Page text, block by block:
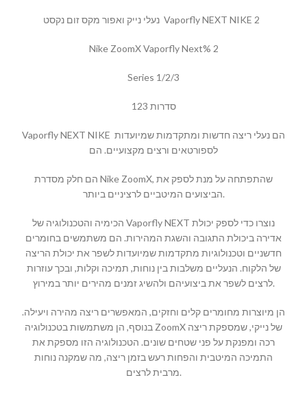
נעלי נייק ואפור מקס זום נקסט Vaporfly NEXT NIKE 2
Nike ZoomX Vaporfly Next% 2
Series 1/2/3
סדרות 123
Vaporfly NEXT NIKE הם נעלי ריצה חדשות ומתקדמות שמיועדות
לספורטאים ורצים מקצועיים. הם
הם חלק מסדרת Nike ZoomX, שהתפתחה על מנת לספק את
הביצועים המיטביים לרציניים ביותר.
הכימיה והטכנולוגיה של Vaporfly NEXT נוצרו כדי לספק יכולת
אדירה ביכולת התגובה והשגת המהירות. הם משתמשים בחומרים
חדשניים וטכנולוגיות מתקדמות שמיועדות לשפר את יכולת הריצה
של הלקוח. הנעליים משלבות בין נוחות, תמיכה וקלות, ובכך עוזרות
לרצים לשפר את ביצועיהם ולהשיג זמנים מהירים יותר במירוץ.
הן מיוצרות מחומרים קלים וחזקים, המאפשרים ריצה מהירה ויעילה.
בנוסף, הן משתמשות בטכנולוגיה ZoomX של נייקי, שמספקת ריצה
רכה ומפנקת על פני שטחים שונים. הטכנולוגיה הזו מספקת את
התמיכה המיטבית והפחות רעש בזמן ריצה, מה שמקנה נוחות
מרבית לרצים.